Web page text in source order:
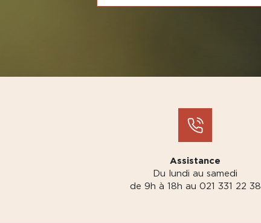
Assistance
Du lundi au samedi
de 9h à 18h au 021 331 22 38